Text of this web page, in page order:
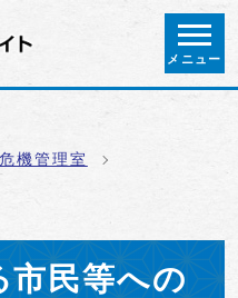
メニュー
機管理室
市民等への